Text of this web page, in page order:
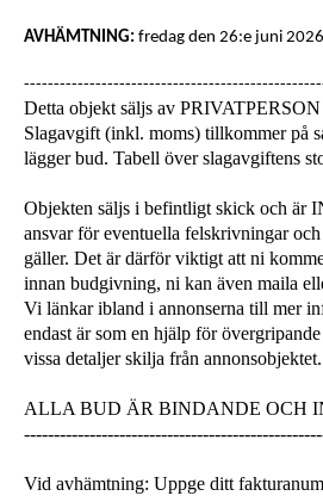
AVHÄMTNING: fredag den 26:e juni
Detta objekt säljs av
Slagavgift (inkl. moms) tillkommer på
lägger bud. Tabell över slagavgiftens
Objekten säljs i befintligt skick och är
ansvar för eventuella felskrivningar
gäller. Det är därför viktigt att ni
innan budgivning, ni kan även maila
Vi länkar ibland i annonserna till mer
endast är som en hjälp för
vissa detaljer skilja från annonsobjektet.
ALLA BUD ÄR BINDANDE OCH
Vid avhämtning: Uppge ditt